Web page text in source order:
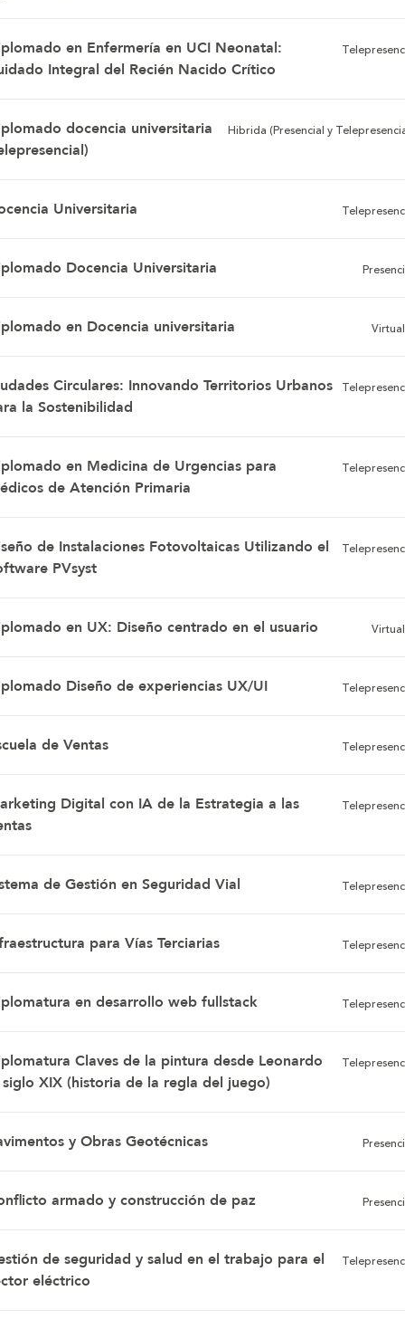
en Enfermería en UCI Neonatal:
Integral del Recién Nacido Crítico
Hibrida (Presencial y
docencia universitaria
Universitaria
Docencia Universitaria
Virtual
en Docencia universitaria
Circulares: Innovando Territorios Urbanos
la Sostenibilidad
en Medicina de Urgencias para
de Atención Primaria
de Instalaciones Fotovoltaicas Utilizando el
PVsyst
Virtual
en UX: Diseño centrado en el usuario
Diseño de experiencias UX/UI
de Ventas
Digital con IA de la Estrategia a las
de Gestión en Seguridad Vial
para Vías Terciarias
en desarrollo web fullstack
Claves de la pintura desde Leonardo
XIX (historia de la regla del juego)
y Obras Geotécnicas
armado y construcción de paz
de seguridad y salud en el trabajo para el
eléctrico